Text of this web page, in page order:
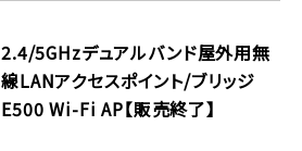
2.4/5GHzデュアルバンド屋外用無
線LANアクセスポイント/ブリッジ
E500 Wi-Fi AP【販売終了】